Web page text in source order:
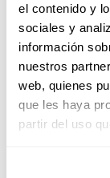
el contenido y
sociales y
información
nuestros
web, quienes
que les haya
partir del uso
Entre los
las
AMH y
del
Otros